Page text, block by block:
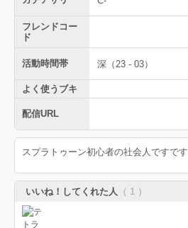
フレンドコー
ド
活動時間帯 深（23 - 03）
よく使うブキ
配信URL
スプラトゥーン初心者の社会人ですです
いいね！してくれた人 （ 1 ）